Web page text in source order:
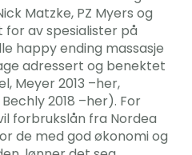
Matzke, PZ Myers og
for av spesialister på
happy ending massasje
adressert og benektet
Meyer 2013 –her,
2018 –her). For
forbrukslån fra Nordea
de med god økonomi og